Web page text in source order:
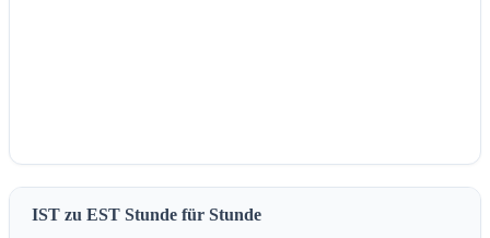
IST zu EST Stunde für Stunde